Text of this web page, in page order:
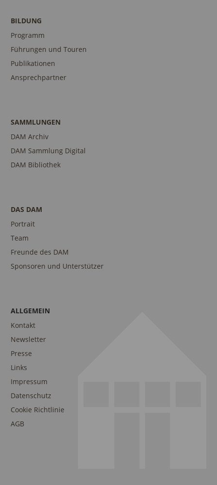
BILDUNG
Programm
Führungen und Touren
Publikationen
Ansprechpartner
SAMMLUNGEN
DAM Archiv
DAM Sammlung Digital
DAM Bibliothek
DAS DAM
Portrait
Team
Freunde des DAM
Sponsoren und Unterstützer
ALLGEMEIN
Kontakt
Newsletter
Presse
Links
Impressum
Datenschutz
Cookie Richtlinie
AGB